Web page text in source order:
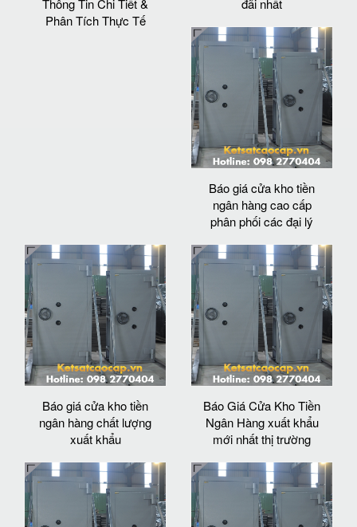
Thông Tin Chi Tiết &
Phân Tích Thực Tế
đãi nhất
Báo giá cửa kho tiền
ngân hàng cao cấp
phân phối các đại lý
Báo giá cửa kho tiền
ngân hàng chất lượng
xuất khẩu
Báo Giá Cửa Kho Tiền
Ngân Hàng xuất khẩu
mới nhất thị trường